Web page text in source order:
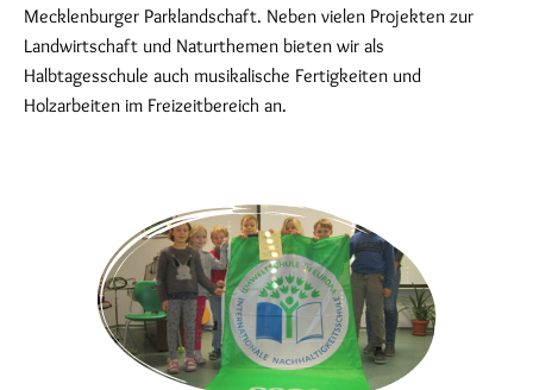
Mecklenburger Parklandschaft. Neben vielen Projekten zur
Landwirtschaft und Naturthemen bieten wir als
Halbtagesschule auch musikalische Fertigkeiten und
Holzarbeiten im Freizeitbereich an.